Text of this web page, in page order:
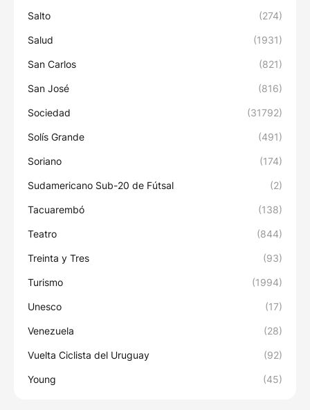
Salto (274)
Salud (1931)
San Carlos (821)
San José (816)
Sociedad (31792)
Solís Grande (491)
Soriano (174)
Sudamericano Sub-20 de Fútsal (2)
Tacuarembó (138)
Teatro (844)
Treinta y Tres (93)
Turismo (1994)
Unesco (17)
Venezuela (28)
Vuelta Ciclista del Uruguay (92)
Young (45)